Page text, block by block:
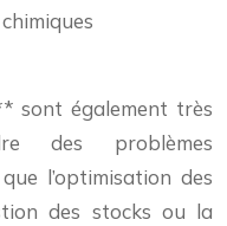
sont également très
des problèmes
l’optimisation des
des stocks ou la